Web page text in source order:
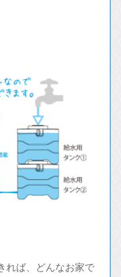
れば、どんなお家で